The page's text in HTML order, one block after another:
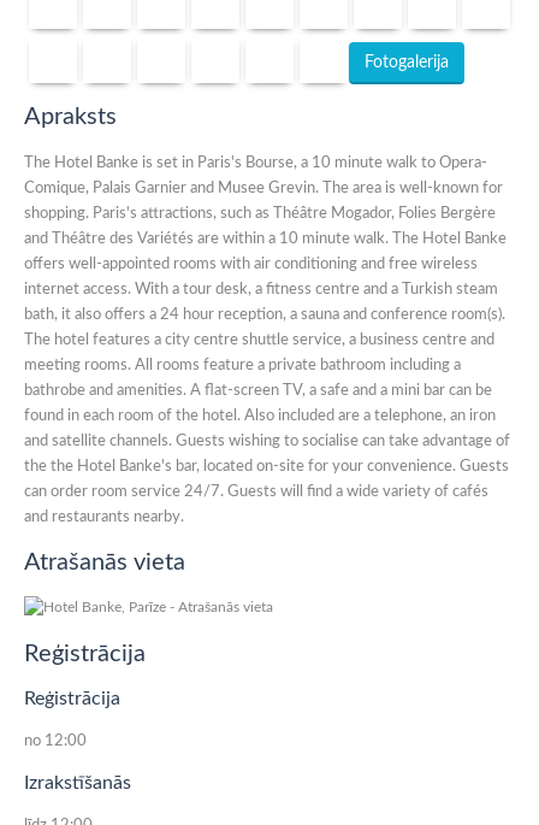
Fotogalerija
Apraksts
The Hotel Banke is set in Paris's Bourse, a 10 minute walk to Opera-
Comique, Palais Garnier and Musee Grevin. The area is well-known for
shopping. Paris's attractions, such as Théâtre Mogador, Folies Bergère
and Théâtre des Variétés are within a 10 minute walk. The Hotel Banke
offers well-appointed rooms with air conditioning and free wireless
internet access. With a tour desk, a fitness centre and a Turkish steam
bath, it also offers a 24 hour reception, a sauna and conference room(s).
The hotel features a city centre shuttle service, a business centre and
meeting rooms. All rooms feature a private bathroom including a
bathrobe and amenities. A flat-screen TV, a safe and a mini bar can be
found in each room of the hotel. Also included are a telephone, an iron
and satellite channels. Guests wishing to socialise can take advantage of
the the Hotel Banke's bar, located on-site for your convenience. Guests
can order room service 24/7. Guests will find a wide variety of cafés
and restaurants nearby.
Atrašanās vieta
Reģistrācija
Reģistrācija
no 12:00
Izrakstīšanās